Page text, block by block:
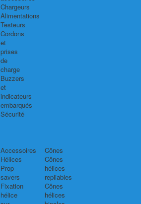
Chargeurs
Alimentations
Testeurs
Cordons
et
prises
de
charge
Buzzers
et
indicateurs
embarqués
Sécurité
Accessoires
Hélices
Prop
savers
Fixation
hélice
Cônes
Cônes
hélices
repliables
Cônes
hélices